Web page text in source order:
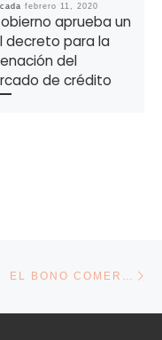
febrero 11, 2020
aprueba un
decreto para la
del
de crédito
A LA LISTA DE